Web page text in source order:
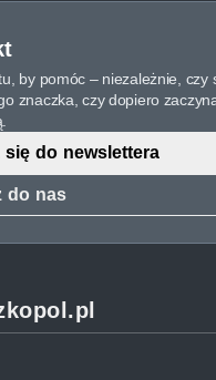
by pomóc – niezależnie, czy
znaczka, czy dopiero
do nas
się do newslettera